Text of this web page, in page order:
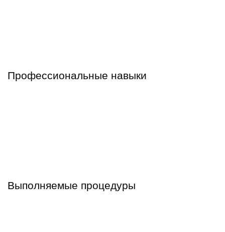
Профессиональные навыки
Выполняемые процедуры